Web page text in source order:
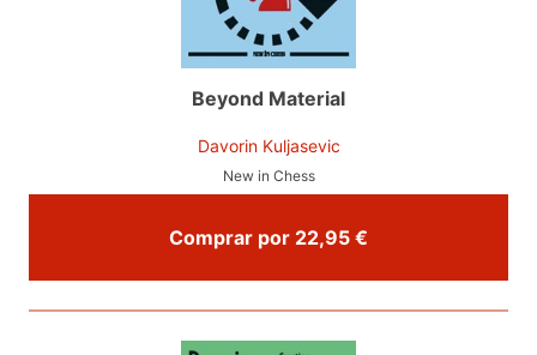
Beyond Material
Davorin Kuljasevic
New in Chess
Comprar por 22,95 €